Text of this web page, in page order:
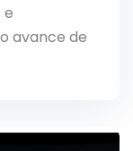
e
avance de